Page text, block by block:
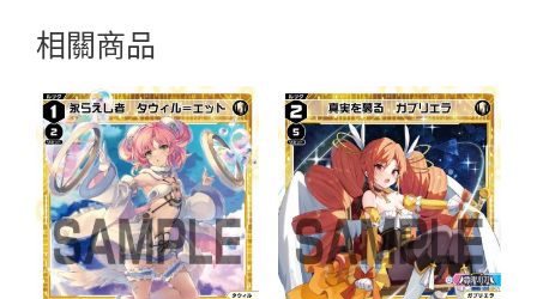
ィ
（塔
維
爾）
LV3
」
數
量
相關商品